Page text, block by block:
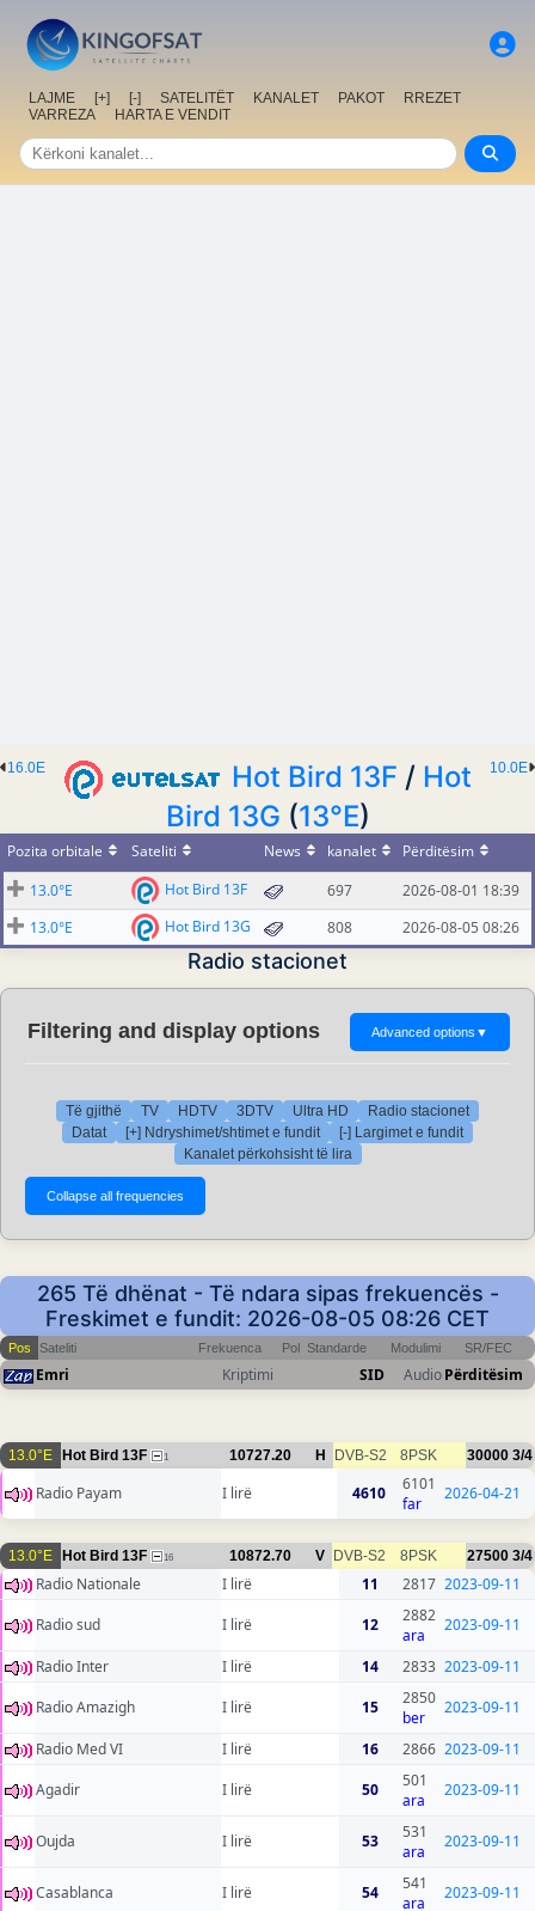
LAJME [+] [-] SATELITËT KANALET PAKOT
RREZET
VARREZA
HARTA E VENDIT
10.0E
16.0E Hot Bird 13F / Hot
Bird 13G (13°E)
Pozita orbitale Sateliti News kanalet
Përditësim
13.0°E
Hot Bird 13F 697
2026-08-01 18:39
13.0°E
Hot Bird 13G 808 2026-08-05 08:26
Radio stacionet
Filtering and display options Advanced options ▼
Të gjithë TV HDTV 3DTV Ultra HD
Radio stacionet
Datat
[+] Ndryshimet/shtimet e fundit
[-] Largimet e fundit
Kanalet përkohsisht të lira
265 Të dhënat - Të ndara sipas frekuencës -
Freskimet e fundit: 2026-08-05 08:26 CET
Pos Sateliti Frekuenca Pol Standarde Modulimi SR/FEC
Emri Kriptimi SID AudioPërditësim
13.0°E Hot Bird 13F 1 10727.20 H DVB-S2 8PSK 30000 3/4
Radio Payam I lirë 4610
6101
far
2026-04-21
13.0°E Hot Bird 13F 16 10872.70 V DVB-S2 8PSK 27500 3/4
Radio Nationale I lirë 11 2817 2023-09-11
Radio sud
I lirë 12
2882
ara
2023-09-11
Radio Inter I lirë 14 2833 2023-09-11
Radio Amazigh
I lirë 15
2850
ber
2023-09-11
Radio Med VI I lirë 16 2866 2023-09-11
Agadir
I lirë 50
501
ara
2023-09-11
Oujda I lirë 53
531
ara
2023-09-11
Casablanca I lirë 54
541
ara
2023-09-11